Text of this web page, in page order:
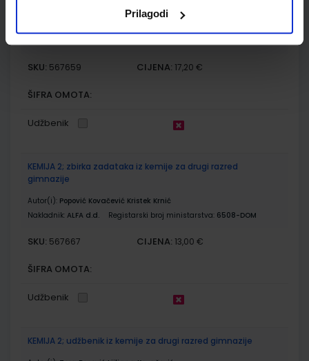
Prilagodi
Paar Hrlec Sambolek Vadlja Rešetar
SKU: 567659 CIJENA: 17,20 €
ŠIFRA OMOTA:
Udžbenik
KEMIJA 2; zbirka zadataka iz kemije za drugi razred
gimnazije
Autor(i): Popović Kovačević Kristek Krnić
Nakladnik: ALFA d.d. Registarski broj ministarstva: 6508-DOM
SKU: 567667 CIJENA: 13,00 €
ŠIFRA OMOTA:
Udžbenik
KEMIJA 2; udžbenik iz kemije za drugi razred gimnazije